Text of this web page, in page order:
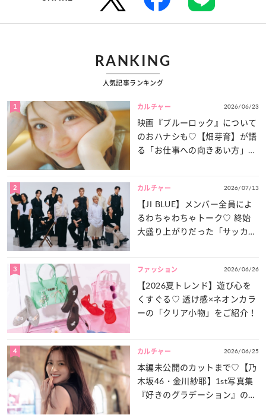
RANKING
人気記事ランキング
1 カルチャー 2026/06/23
映画『ブルーロック』について
のおハナシも♡【畑芽育】が語
る「お仕事への向きあい方」と
2 カルチャー 2026/07/13
【JI BLUE】メンバー全員によ
るわちゃわちゃトーク♡ 終始
大盛り上がりだった「サッカー
3 ファッション 2026/06/26
【2026夏トレンド】遊び心を
くすぐる♡ 透け感×ネオンカラ
ーの「クリア小物」をご紹介！
4 カルチャー 2026/06/25
本編未公開のカットまで♡【乃
木坂46・金川紗耶】1st写真集
『好きのグラデーション』の魅